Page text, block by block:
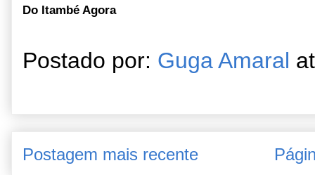
Do Itambé Agora
Postado por: Guga Amaral
Postagem mais recente